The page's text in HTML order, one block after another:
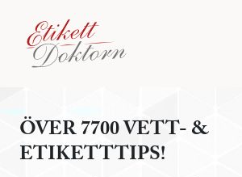
ÖVER 7700 VETT- &
ETIKETTTIPS!